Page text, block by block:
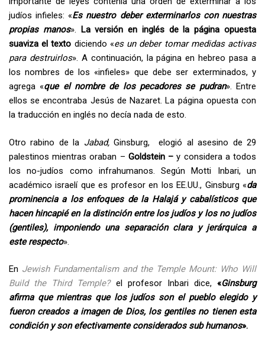
judíos infieles: «Es nuestro deber exterminarlos con nuestras
propias manos».
La versión en inglés de la página opuesta
suaviza el texto diciendo «es un deber tomar medidas activas
para destruirlos». A continuación, la página en hebreo pasa a
los nombres de los «infieles» que debe ser exterminados, y
agrega «que el nombre de los pecadores se pudran». Entre
ellos se encontraba Jesús de Nazaret. La página opuesta con
la traducción en inglés no decía nada de esto.
Otro rabino de la Jabad,Ginsburg, elogió al asesino de 29
palestinos mientras oraban – Goldstein – y considera a todos
los no-judíos como infrahumanos. Según Motti Inbari, un
académico israelí que es profesor en los EE.UU., Ginsburg «da
prominencia a los enfoques de la Halajá y cabalísticos que
hacen hincapié en la distinción entre los judíos y los no judíos
(gentiles), imponiendo una separación clara y jerárquica a
este respecto».
En Jewish Fundamentalism and the Temple Mount: Who Will
Build the Third Temple?el profesor Inbari dice, «Ginsburg
afirma que mientras que los judíos son el pueblo elegido y
fueron creados a imagen de Dios, los gentiles no tienen esta
condición y son efectivamente considerados sub humanos».